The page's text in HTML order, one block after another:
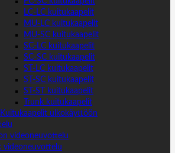
LC-LC kuitukaapelit
MU-LC kuitukaapelit
MU-SC kuitukaapelit
SC-LC kuitukaapelit
SC-SC kuitukaapelit
ST-LC kuitukaapelit
ST-SC kuitukaapelit
ST-ST kuitukaapelit
Trunk kuitukaapelit
Kuitukaapelit ulkokäyttöön
videoneuvottelu
videoneuvottelu